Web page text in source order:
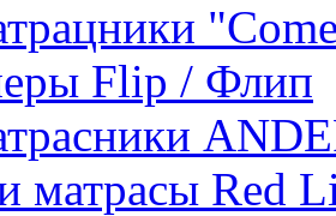
Flip / Флип
матрасы Red